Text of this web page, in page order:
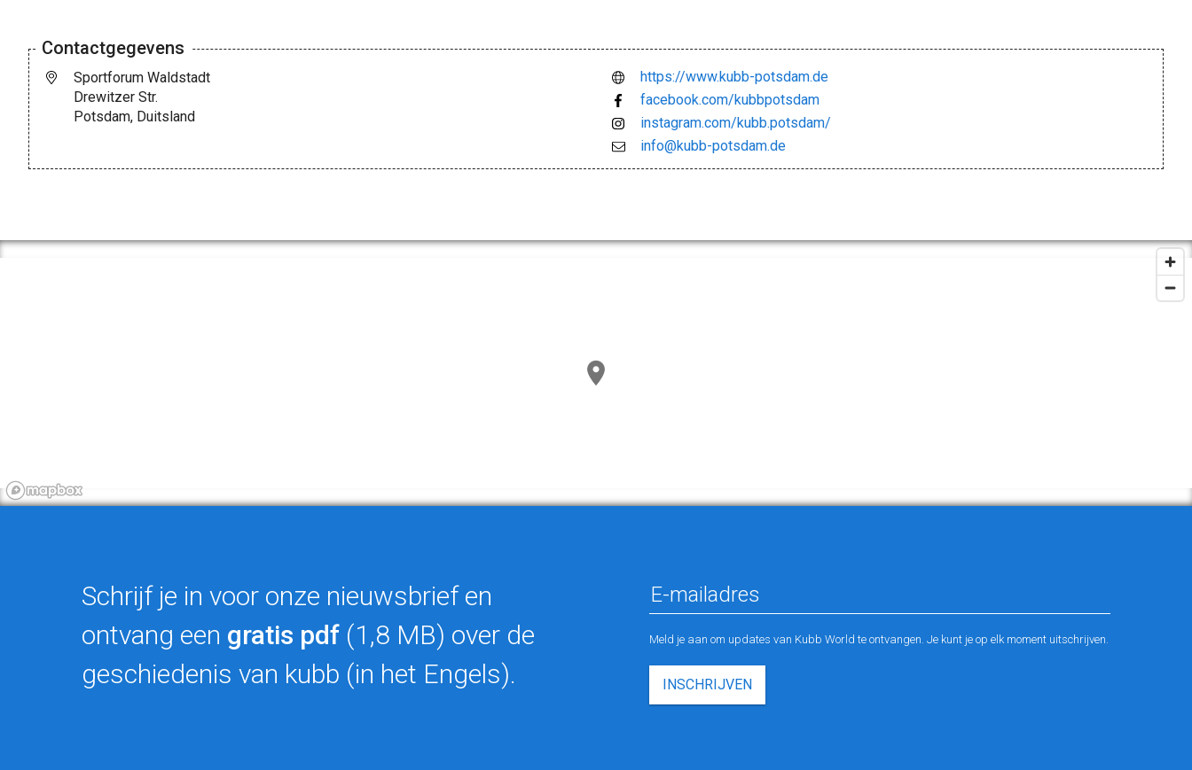
Contactgegevens
https://www.kubb-potsdam.de
facebook.com/kubbpotsdam
instagram.com/kubb.potsdam/
info@kubb-potsdam.de
Sportforum Waldstadt
Drewitzer Str.
Potsdam, Duitsland
Schrijf je in voor onze nieuwsbrief en
ontvang een gratis pdf (1,8 MB) over de
geschiedenis van kubb (in het Engels).
Meld je aan om updates van Kubb World te ontvangen. Je kunt je op elk moment uitschrijven.
INSCHRIJVEN